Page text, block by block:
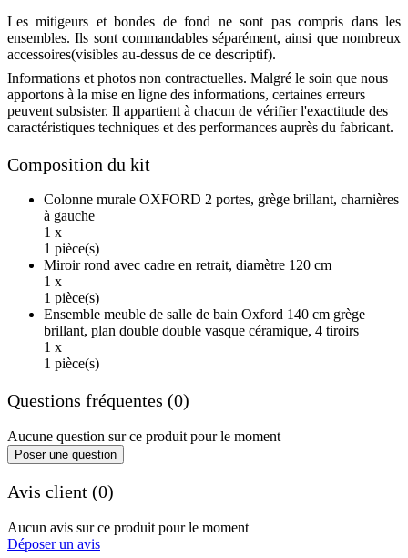
Les mitigeurs et bondes de fond ne sont pas compris dans les
ensembles. Ils sont commandables séparément, ainsi que nombreux
accessoires(visibles au-dessus de ce descriptif).
Informations et photos non contractuelles. Malgré le soin que nous
apportons à la mise en ligne des informations, certaines erreurs
peuvent subsister. Il appartient à chacun de vérifier l'exactitude des
caractéristiques techniques et des performances auprès du fabricant.
Composition du kit
Colonne murale OXFORD 2 portes, grège brillant, charnières
à gauche
1 x
1 pièce(s)
Miroir rond avec cadre en retrait, diamètre 120 cm
1 x
1 pièce(s)
Ensemble meuble de salle de bain Oxford 140 cm grège
brillant, plan double double vasque céramique, 4 tiroirs
1 x
1 pièce(s)
Questions fréquentes (0)
Aucune question sur ce produit pour le moment
Poser une question
Avis client (0)
Aucun avis sur ce produit pour le moment
Déposer un avis